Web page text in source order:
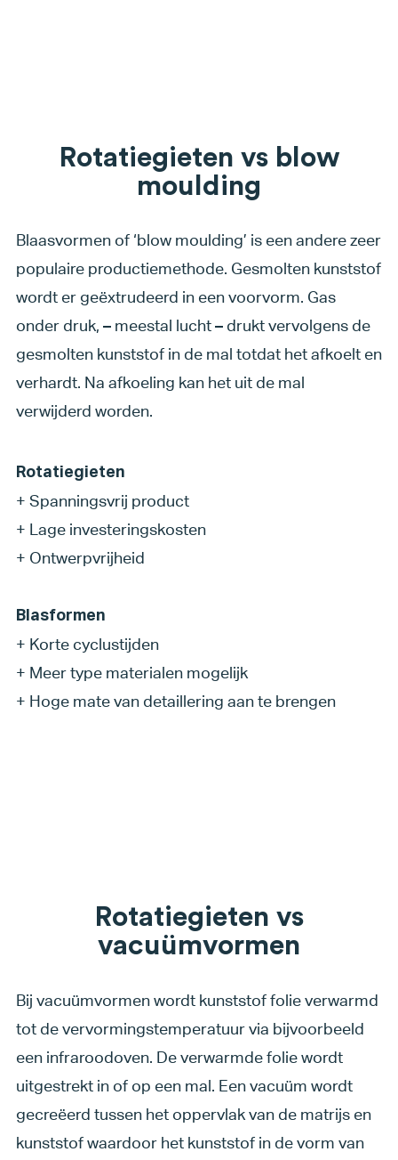
Rotatiegieten vs blow
moulding
Blaasvormen of ‘blow moulding’ is een andere zeer
populaire productiemethode. Gesmolten kunststof
wordt er geëxtrudeerd in een voorvorm. Gas
onder druk, – meestal lucht – drukt vervolgens de
gesmolten kunststof in de mal totdat het afkoelt en
verhardt. Na afkoeling kan het uit de mal
verwijderd worden.
Rotatiegieten
+ Spanningsvrij product
+ Lage investeringskosten
+ Ontwerpvrijheid
Blasformen
+ Korte cyclustijden
+ Meer type materialen mogelijk
+ Hoge mate van detaillering aan te brengen
Rotatiegieten vs
vacuümvormen
Bij vacuümvormen wordt kunststof folie verwarmd
tot de vervormingstemperatuur via bijvoorbeeld
een infraroodoven. De verwarmde folie wordt
uitgestrekt in of op een mal. Een vacuüm wordt
gecreëerd tussen het oppervlak van de matrijs en
kunststof waardoor het kunststof in de vorm van